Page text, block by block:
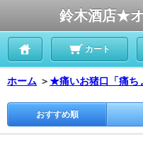
鈴木酒店★
カート
ホーム ＞★痛いお猪口「痛ち
おすすめ順